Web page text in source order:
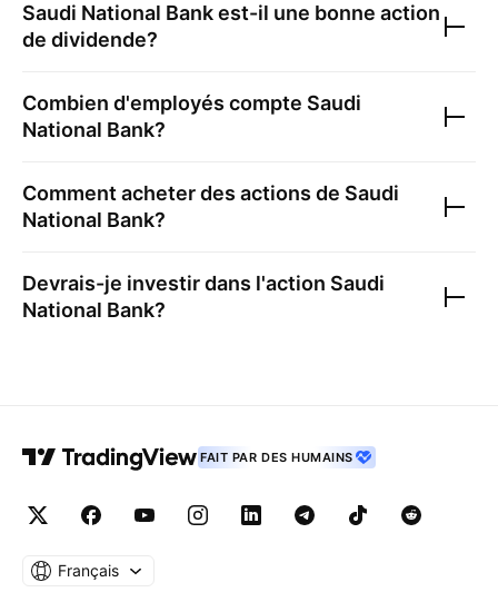
Saudi National Bankest-il une bonne action
de dividende?
Combien d'employés compte Saudi
National Bank?
Comment acheter des actions de Saudi
National Bank?
Devrais-je investir dans l'action Saudi
National Bank?
FAIT PAR DES HUMAINS
Français